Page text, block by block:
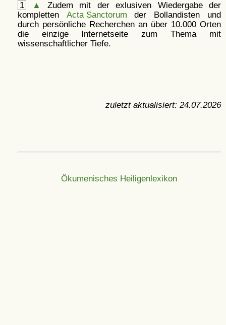
1 ▲
Zudem mit der exlusiven Wiedergabe der
kompletten Acta Sanctorum der Bollandisten und
durch persönliche Recherchen an über 10.000 Orten
die einzige Internetseite zum Thema mit
wissenschaftlicher Tiefe.
zuletzt aktualisiert: 24.07.2026
Ökumenisches Heiligenlexikon